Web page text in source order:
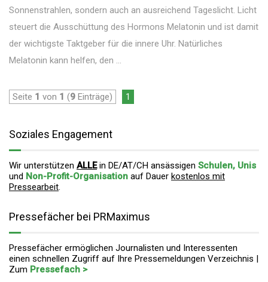
Sonnenstrahlen, sondern auch an ausreichend Tageslicht. Licht
steuert die Ausschüttung des Hormons Melatonin und ist damit
der wichtigste Taktgeber für die innere Uhr. Natürliches
Melatonin kann helfen, den ...
Seite 1 von 1 (9 Einträge) 1
Soziales Engagement
Wir unterstützen ALLEin DE/AT/CH ansässigen Schulen, Unis
und Non-Profit-Organisation auf Dauer kostenlos mit
Pressearbeit.
Pressefächer bei PRMaximus
Pressefächer ermöglichen Journalisten und Interessenten
einen schnellen Zugriff auf Ihre Pressemeldungen Verzeichnis |
Zum Pressefach >